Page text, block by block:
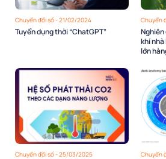
Chuyển đổi số - 21/02/2024
Tuyển dụng thời “ChatGPT”
Chuyển
Nghiên
khí
lớn
Chuyển đổi số - 25/03/2025 Chuyển